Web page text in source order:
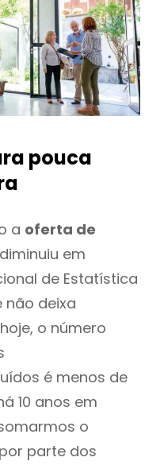
pouca
a oferta de
em
de Estatística
não deixa
o número
é menos de
10 anos em
o
parte dos